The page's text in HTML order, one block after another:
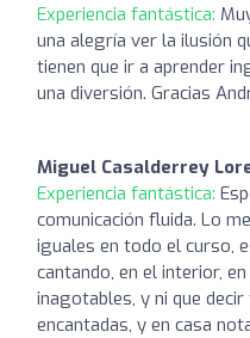
Experiencia fantástica:
una alegría ver la ilusión
tienen que ir a aprender
una diversión. Gracias
Miguel Casalderrey
Experiencia fantástica:
comunicación fluida. Lo
iguales en todo el curso,
cantando, en el interior,
inagotables, y ni que
encantadas, y en casa